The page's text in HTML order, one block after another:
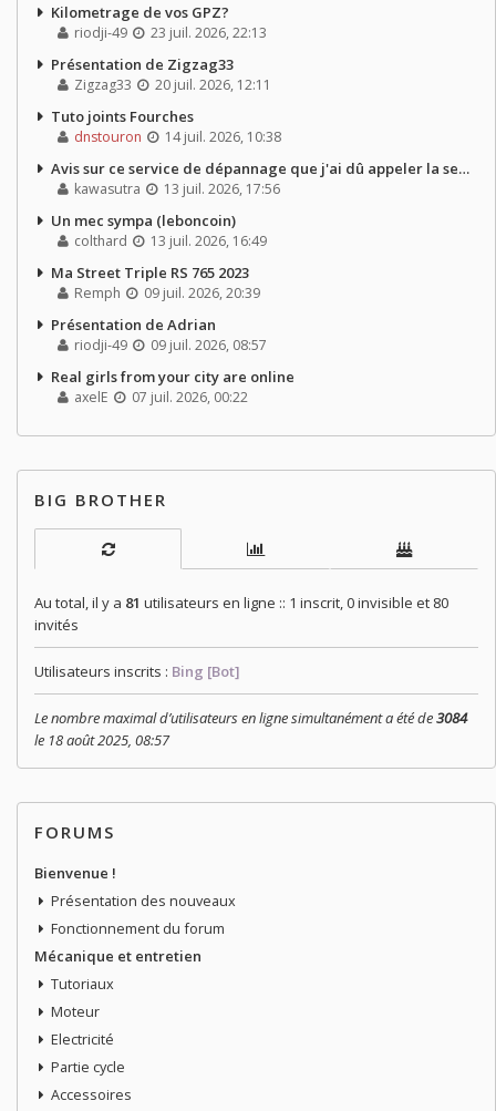
Kilometrage de vos GPZ?
riodji-49 23 juil. 2026, 22:13
Présentation de Zigzag33
Zigzag33 20 juil. 2026, 12:11
Tuto joints Fourches
dnstouron 14 juil. 2026, 10:38
Avis sur ce service de dépannage que j'ai dû appeler la semaine dernière
kawasutra 13 juil. 2026, 17:56
Un mec sympa (leboncoin)
colthard 13 juil. 2026, 16:49
Ma Street Triple RS 765 2023
Remph 09 juil. 2026, 20:39
Présentation de Adrian
riodji-49 09 juil. 2026, 08:57
Real girls from your city are online
axelE 07 juil. 2026, 00:22
BIG BROTHER
Au total, il y a 81 utilisateurs en ligne :: 1 inscrit, 0 invisible et 80
invités
Utilisateurs inscrits : Bing [Bot]
Le nombre maximal d’utilisateurs en ligne simultanément a été de3084
le 18 août 2025, 08:57
FORUMS
Bienvenue !
Présentation des nouveaux
Fonctionnement du forum
Mécanique et entretien
Tutoriaux
Moteur
Electricité
Partie cycle
Accessoires